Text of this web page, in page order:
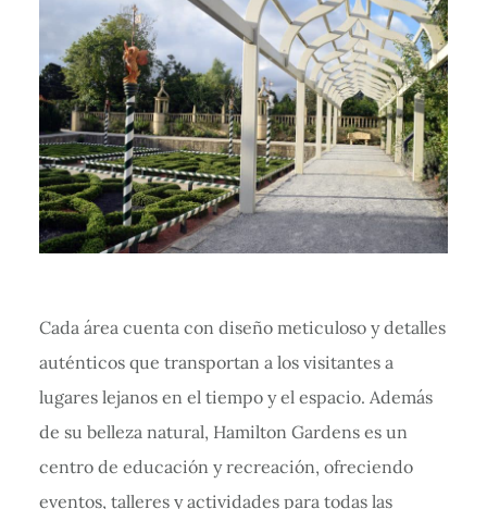
Cada área cuenta con diseño meticuloso y detalles
auténticos que transportan a los visitantes a
lugares lejanos en el tiempo y el espacio. Además
de su belleza natural, Hamilton Gardens es un
centro de educación y recreación, ofreciendo
eventos, talleres y actividades para todas las